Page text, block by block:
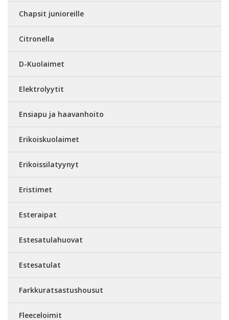
Chapsit junioreille
Citronella
D-Kuolaimet
Elektrolyytit
Ensiapu ja haavanhoito
Erikoiskuolaimet
Erikoissilatyynyt
Eristimet
Esteraipat
Estesatulahuovat
Estesatulat
Farkkuratsastushousut
Fleeceloimit